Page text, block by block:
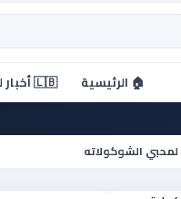
🏠 الرئيسية 🇱🇧 أخبار لبنان
الشوكولاته